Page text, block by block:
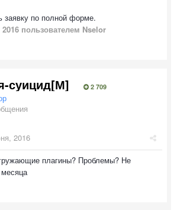
заявку по полной форме.
пользователем Nselor
суицид[М] 2 709
2016
плагины? Проблемы? Не